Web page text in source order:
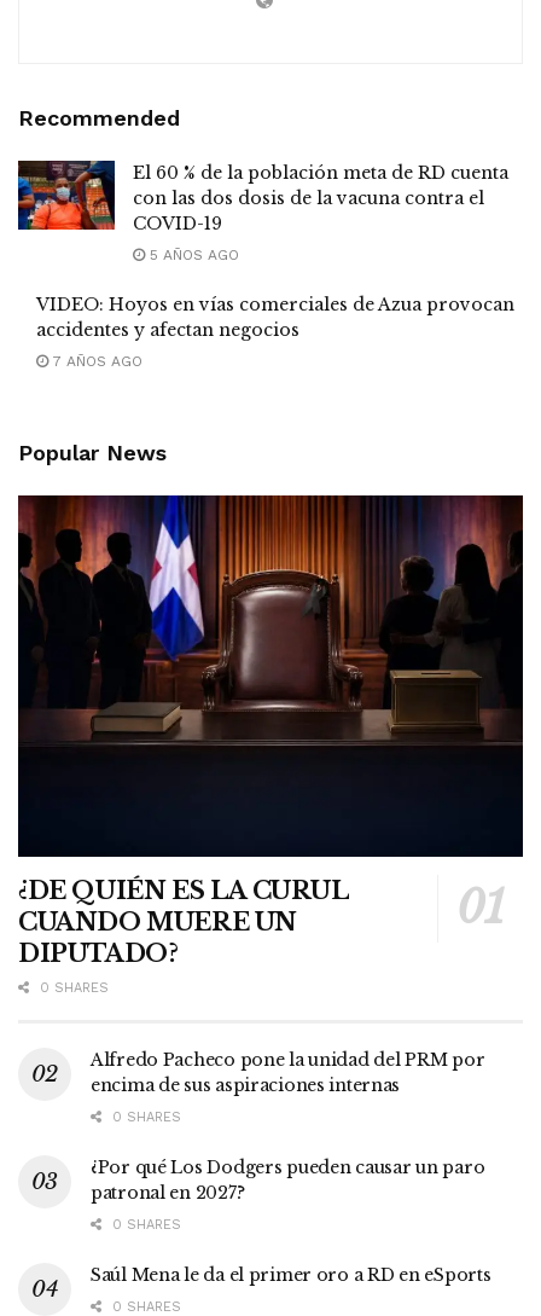
Recommended
El 60 % de la población meta de RD cuenta
con las dos dosis de la vacuna contra el
COVID-19
5 AÑOS AGO
VIDEO: Hoyos en vías comerciales de Azua provocan
accidentes y afectan negocios
7 AÑOS AGO
Popular News
¿DE QUIÉN ES LA CURUL
CUANDO MUERE UN
DIPUTADO?
0 SHARES
Alfredo Pacheco pone la unidad del PRM por
encima de sus aspiraciones internas
0 SHARES
¿Por qué Los Dodgers pueden causar un paro
patronal en 2027?
0 SHARES
Saúl Mena le da el primer oro a RD en eSports
0 SHARES